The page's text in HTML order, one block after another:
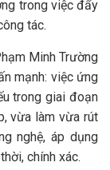
trong việc đẩy
tác.
Minh Trường
mạnh: việc ứng
trong giai đoạn
vừa làm vừa rút
nghệ, áp dụng
chính xác.